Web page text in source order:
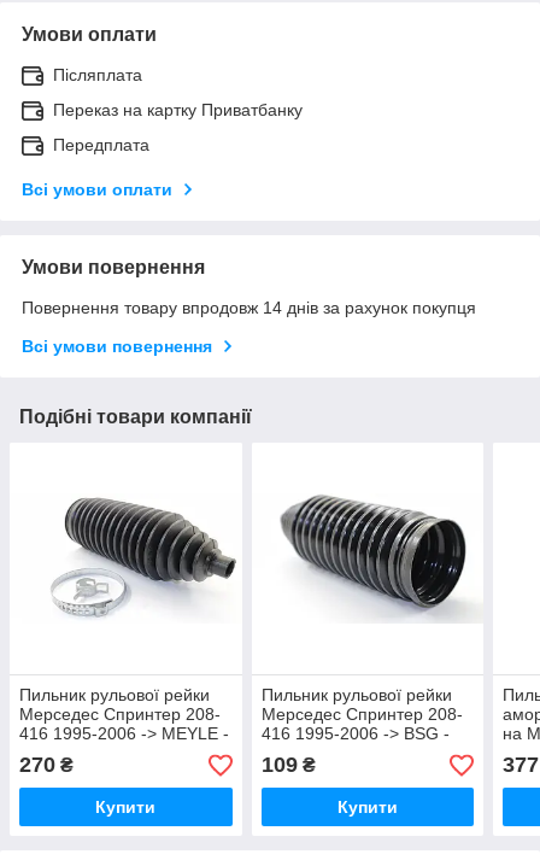
Умови оплати
Післяплата
Переказ на картку Приватбанку
Передплата
Всі умови оплати
Умови повернення
Повернення товару впродовж 14 днів за рахунок покупця
Всі умови повернення
Подібні товари компанії
Пильник рульової рейки
Мерседес Спринтер 208-
416 1995-2006 -> MEYLE -
034 046 0015
270 ₴
Купити
Пильник рульової рейки
Мерседес Спринтер 208-
416 1995-2006 -> BSG -
BSG 60-705-001
109₴
Купити
на
906
377